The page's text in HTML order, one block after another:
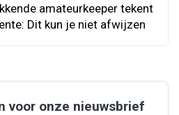
amateurkeeper tekent
Dit kun je niet afwijzen
voor onze nieuwsbrief